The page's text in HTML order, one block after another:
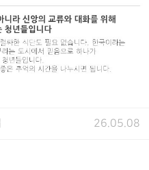
26.05.08